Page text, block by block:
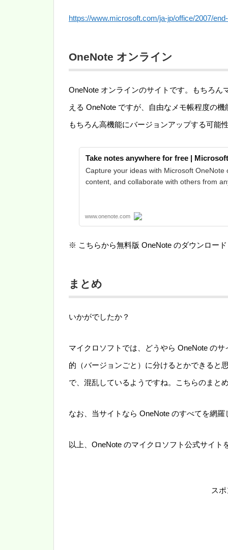
https://www.microsoft.com/ja-jp/office/2007/
OneNote オンライン
OneNote オンラインのサイトです。もちろ
える OneNote ですが、自由なメモ帳程度の
もちろん高機能にバージョンアップする可能
Take notes anywhere for free |
Capture your ideas with Microsoft OneNote
content, and collaborate with others from
www.onenote.com
※ こちらから無料版 OneNote のダウンロー
まとめ
いかがでしたか？
マイクロソフトでは、どうやら OneNote の
的（バージョンごと）に分けるとかできると
で、混乱しているようですね。こちらのまと
なお、当サイトなら OneNote のすべてを網
以上、OneNote のマイクロソフト公式サイト
ス